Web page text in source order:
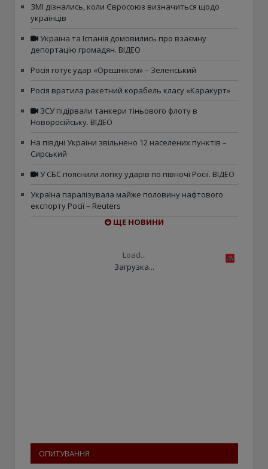
ЗМІ дізнались, коли Євросоюз визначиться щодо
українців
Україна та Іспанія домовились про взаємну
депортацію громадян. ВІДЕО
Росія готує удар «Орєшніком» – Зеленський
Росія вратила ракетний корабель класу «Каракурт»
ЗСУ підірвали танкери тіньового флоту в
Новоросійську. ВІДЕО
На півдні України звільнено 12 населених пунктів –
Сирський
У СБС пояснили логіку ударів по півночі Росії. ВІДЕО
Україна паралізувала майже половину нафтового
експорту Росії – Reuters
ЩЕ НОВИНИ
Load...
Загрузка...
ОПИТУВАННЯ